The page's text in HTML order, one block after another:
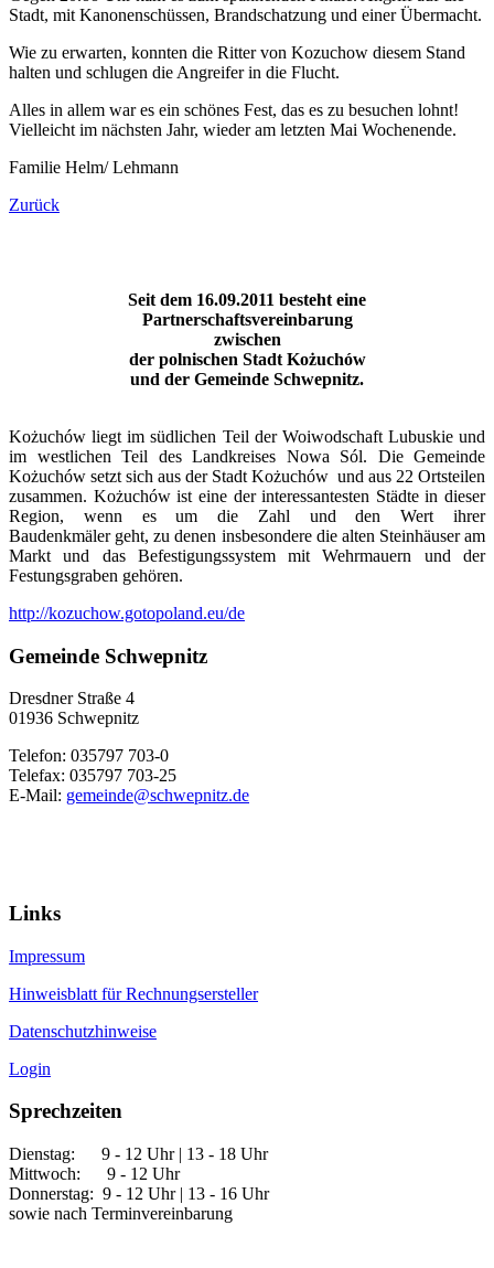
Stadt, mit Kanonenschüssen, Brandschatzung und einer Übermacht.
Wie zu erwarten, konnten die Ritter von Kozuchow diesem Stand
halten und schlugen die Angreifer in die Flucht.
Alles in allem war es ein schönes Fest, das es zu besuchen lohnt!
Vielleicht im nächsten Jahr, wieder am letzten Mai Wochenende.
Familie Helm/ Lehmann
Zurück
Seit dem 16.09.2011 besteht eine
Partnerschaftsvereinbarung
zwischen
der polnischen Stadt Kożuchów
und der Gemeinde Schwepnitz.
Kożuchów liegt im südlichen Teil der Woiwodschaft Lubuskie und
im westlichen Teil des Landkreises Nowa Sól. Die Gemeinde
Kożuchów setzt sich aus der Stadt Kożuchów und aus 22 Ortsteilen
zusammen. Kożuchów ist eine der interessantesten Städte in dieser
Region, wenn es um die Zahl und den Wert ihrer
Baudenkmäler geht, zu denen insbesondere die alten Steinhäuser am
Markt und das Befestigungssystem mit Wehrmauern und der
Festungsgraben gehören.
http://kozuchow.gotopoland.eu/de
Gemeinde Schwepnitz
Dresdner Straße 4
01936 Schwepnitz
Telefon: 035797 703-0
Telefax: 035797 703-25
E-Mail: gemeinde@schwepnitz.de
Links
Impressum
Hinweisblatt für Rechnungsersteller
Datenschutzhinweise
Login
Sprechzeiten
Dienstag: 9 - 12 Uhr | 13 - 18 Uhr
Mittwoch: 9 - 12 Uhr
Donnerstag: 9 - 12 Uhr | 13 - 16 Uhr
sowie nach Terminvereinbarung